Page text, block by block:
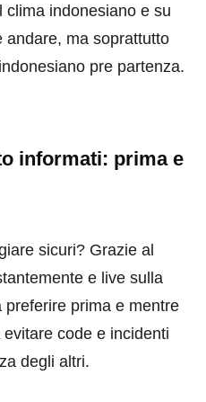
clima indonesiano e su
andare, ma soprattutto
pre partenza.
informati: prima e
sicuri? Grazie al
e live sulla
prima e mentre
code e incidenti
degli altri.